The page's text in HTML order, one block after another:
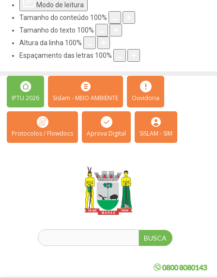
Modo de leitura
Tamanho do conteúdo 100%
Tamanho do texto 100%
Altura da linha 100%
Espaçamento das letras 100%
IPTU 2026 Sislam - MEIO AMBIENTE Ouvidoria
Protocolos / Flowdocs Aprova Digital SISLAM - SIM